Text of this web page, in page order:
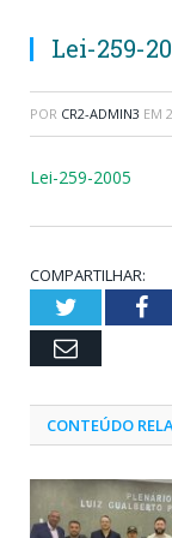
Lei-259-
POR CR2-ADMIN3 EM
Lei-259-2005
COMPARTILHAR:
Twitter
Email
CONTEÚDO